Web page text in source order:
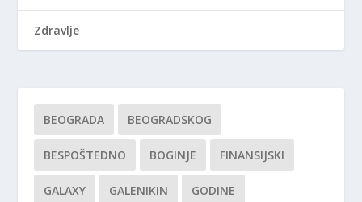
Zdravlje
BEOGRADA BEOGRADSKOG
BESPOŠTEDNO BOGINJE FINANSIJSKI
GALAXY GALENIKIN GODINE